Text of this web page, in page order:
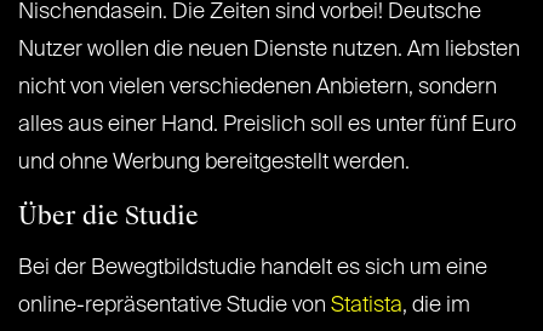
Nischendasein. Die Zeiten sind vorbei! Deutsche
Nutzer wollen die neuen Dienste nutzen. Am liebsten
nicht von vielen verschiedenen Anbietern, sondern
alles aus einer Hand. Preislich soll es unter fünf Euro
und ohne Werbung bereitgestellt werden.
Über die Studie
Bei der Bewegtbildstudie handelt es sich um eine
online-repräsentative Studie von Statista, die im